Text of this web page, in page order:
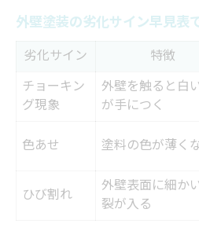
手順
塗り替え時期を判断する
塗り替え時期を比較
一覧
外壁塗装の時期年数
塗り替えタイミング
外壁塗装10年説は本
外壁塗装20年未施工
外壁塗装の劣化サイン早見表
劣化サイン 特徴
チョーキン
グ現象
外壁を触ると白
が手につく
色あせ
塗料の色が薄く
ひび割れ
外壁表面に細か
裂が入る